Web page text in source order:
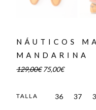
NÁUTICOS
MANDARINA
129,00€ 75,00€
TALLA 36 37